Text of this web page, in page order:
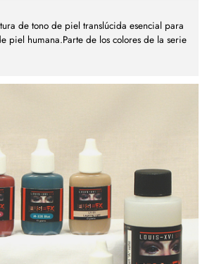
de tono de piel translúcida esencial para
piel humana.Parte de los colores de la serie